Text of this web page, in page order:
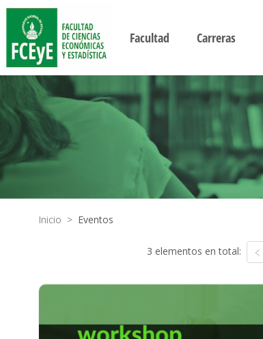
Facultad Carreras
Inicio > Eventos
3 elementos en total: